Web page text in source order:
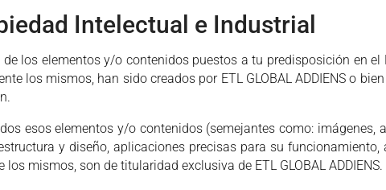
Intelectual e Industrial
los elementos y/o contenidos puestos a tu predisposición en
los mismos, han sido creados por ETL GLOBAL ADDIENS o
esos elementos y/o contenidos (semejantes como:
y diseño, aplicaciones precisas para su
los mismos, son de titularidad exclusiva de ETL GLOBAL ADDIENS.